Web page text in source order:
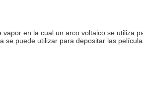
en la cual un arco voltaico se utiliza
puede utilizar para depositar las